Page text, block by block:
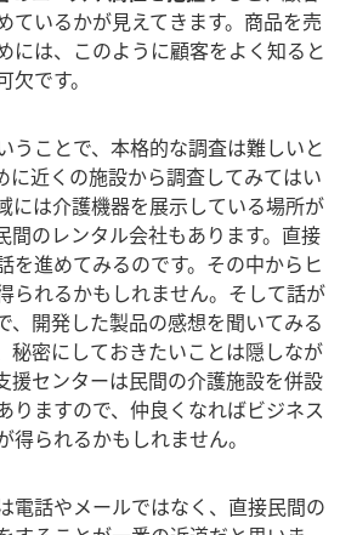
ているかが見えてきます。商品を売
には、このように顧客をよく知ると
です。
うことで、本格的な調査は難しいと
に近くの施設から調査してみてはい
には介護機器を展示している場所が
間のレンタル会社もあります。直接
を進めてみるのです。その中からヒ
られるかもしれません。そして話が
、開発した製品の感想を聞いてみる
秘密にしておきたいことは隠しなが
援センターは民間の介護施設を併設
りますので、仲良くなればビジネス
得られるかもしれません。
電話やメールではなく、直接民間の